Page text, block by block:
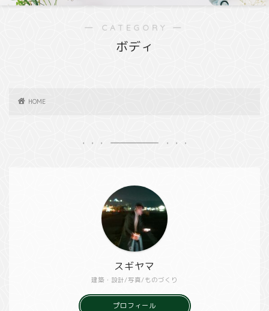
― CATEGORY ―
ボディ
HOME
建築・設計/写真/ものづくり
スギヤマ
プロフィール